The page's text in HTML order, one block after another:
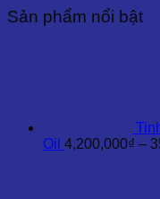
-
Sản phẩm nổi bật
Oil 4,200,000₫ –